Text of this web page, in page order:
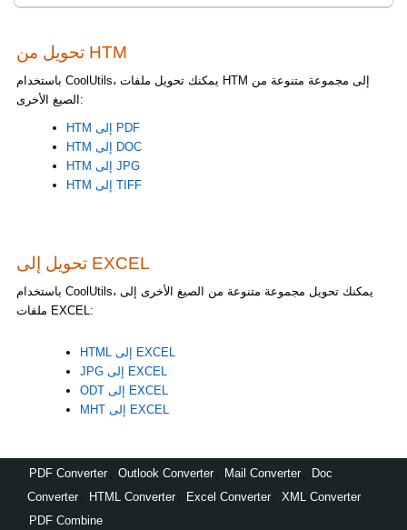
تحويل من HTM
باستخدام CoolUtils، يمكنك تحويل ملفات HTM إلى مجموعة متنوعة من
الصيغ الأخرى:
HTM إلى PDF
HTM إلى DOC
HTM إلى JPG
HTM إلى TIFF
تحويل إلى EXCEL
باستخدام CoolUtils، يمكنك تحويل مجموعة متنوعة من الصيغ الأخرى إلى
ملفات EXCEL:
HTML إلى EXCEL
JPG إلى EXCEL
ODT إلى EXCEL
MHT إلى EXCEL
PDF Converter Outlook Converter Mail Converter
Doc
Converter
HTML Converter Excel Converter XML Converter
PDF Combine